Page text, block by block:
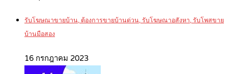
รับโฆษณาขายบ้าน, ต้องการขายบ้านด่วน, รับโฆษณาอสังหา, รับโพสขาย
บ้านมือสอง
16 กรกฎาคม 2023